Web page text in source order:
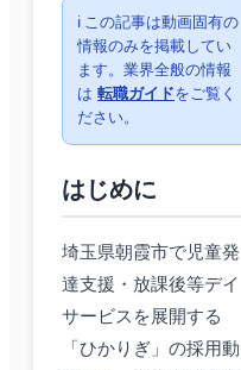
ℹ️ この記事は動画固有の
情報のみを掲載してい
ます。業界全般の情報
は 転職ガイドをご覧く
ださい。
はじめに
埼玉県朝霞市で児童発
達支援・放課後等デイ
サービスを展開する
「ひかりぎ」の採用動